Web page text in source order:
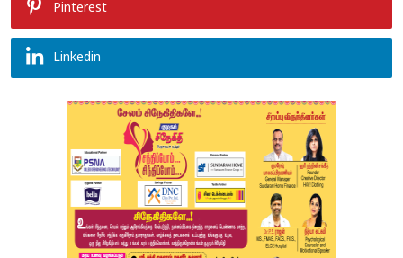
Pinterest
Linkedin